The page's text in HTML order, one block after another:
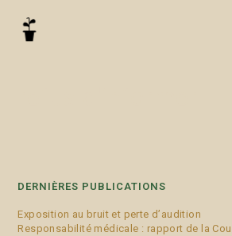
DERNIÈRES PUBLICATIONS
Exposition au bruit et perte d’audition
Responsabilité médicale : rapport de la